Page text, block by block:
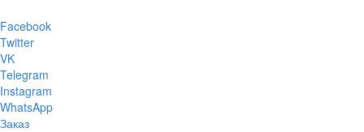
Facebook
Twitter
VK
Telegram
Instagram
WhatsApp
Заказ